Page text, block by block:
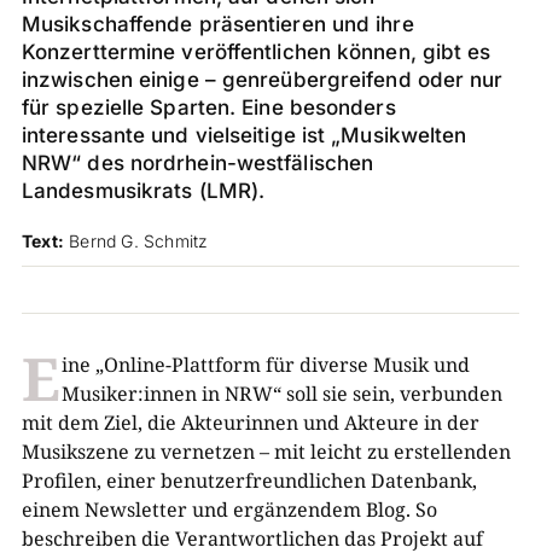
Musikschaffende präsentieren und ihre
Konzerttermine veröffentlichen können, gibt es
inzwischen einige – genreübergreifend oder nur
für spezielle Sparten. Eine besonders
interessante und vielseitige ist „Musikwelten
NRW“ des nordrhein-westfälischen
Landesmusikrats (LMR).
Text: Bernd G. Schmitz
Eine „Online-Plattform für diverse Musik und
Musiker:innen in NRW“ soll sie sein, verbunden
mit dem Ziel, die Akteurinnen und Akteure in der
Musikszene zu vernetzen – mit leicht zu erstellenden
Profilen, einer benutzerfreundlichen Datenbank,
einem Newsletter und ergänzendem Blog. So
beschreiben die Verantwortlichen das Projekt auf